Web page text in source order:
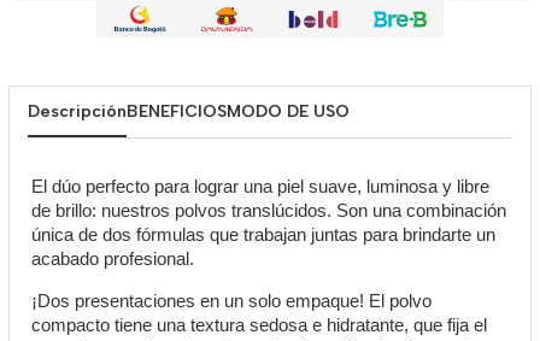
DescripciónBENEFICIOSMODO DE USO
El dúo perfecto para lograr una piel suave, luminosa y libre
de brillo: nuestros polvos translúcidos. Son una combinación
única de dos fórmulas que trabajan juntas para brindarte un
acabado profesional.
¡Dos presentaciones en un solo empaque! El polvo
compacto tiene una textura sedosa e hidratante, que fija el